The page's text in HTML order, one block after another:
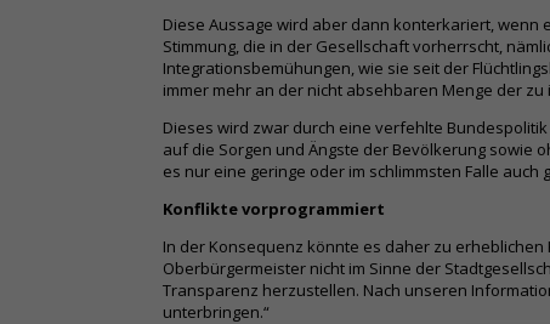
Diese Aussage wird aber dann konterkariert,
Stimmung, die in der Gesellschaft vorherrscht,
Integrationsbemühungen, wie sie seit der
immer mehr an der nicht absehbaren Menge der
Dieses wird zwar durch eine verfehlte
auf die Sorgen und Ängste der Bevölkerung sowie
es nur eine geringe oder im schlimmsten Falle
Konflikte vorprogrammiert
In der Konsequenz könnte es daher zu
Oberbürgermeister nicht im Sinne der
Transparenz herzustellen. Nach unseren
unterbringen.“